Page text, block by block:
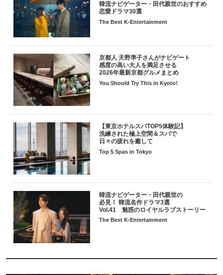
韓流ナビゲーター・田代親世のおすすめ
恋愛ドラマ30選
The Best K-Entertainment
京都人 天野準子さんがナビゲート
感度の高い大人を満足させる
2026年最新京都グルメまとめ
You Should Try This in Kyoto!
【東京ホテルスパTOP5体験記】
洗練された極上空間＆スパで
日々の疲れを癒して
Top 5 Spas in Tokyo
韓流ナビゲーター・田代親世の
必見！ 韓流名作ドラマ3選
Vol.41 魅惑のロイヤルラブストーリー
The Best K-Entertainment